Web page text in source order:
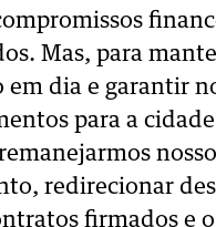
Mas, para
em dia e garantir
para a
nosso
redirecionar
firmados e o